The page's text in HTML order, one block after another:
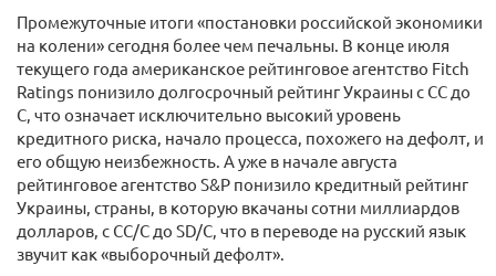
Промежуточные итоги «постановки российской экономики
на колени» сегодня более чем печальны. В конце июля
текущего года американское рейтинговое агентство Fitch
Ratings понизило долгосрочный рейтинг Украины с СС до
С, что означает исключительно высокий уровень
кредитного риска, начало процесса, похожего на дефолт, и
его общую неизбежность. А уже в начале августа
рейтинговое агентство S&P понизило кредитный рейтинг
Украины, страны, в которую вкачаны сотни миллиардов
долларов, с СС/С до SD/C, что в переводе на русский язык
звучит как «выборочный дефолт».